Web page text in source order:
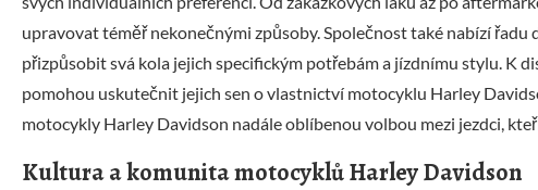
upravovat téměř nekonečnými způsoby. Společnost také nabízí
přizpůsobit svá kola jejich specifickým potřebám a jízdnímu stylu. K
pomohou uskutečnit jejich sen o vlastnictví motocyklu Harley
motocykly Harley Davidson nadále oblíbenou volbou mezi jezdci,
Kultura a komunita motocyklů Harley Davidson